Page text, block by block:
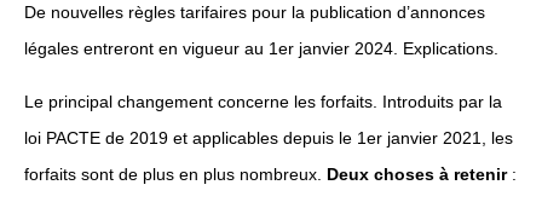
De nouvelles règles tarifaires pour la publication d’annonces
légales entreront en vigueur au 1er janvier 2024. Explications.
Le principal changement concerne les forfaits. Introduits par la
loi PACTE de 2019 et applicables depuis le 1er janvier 2021, les
forfaits sont de plus en plus nombreux. Deux choses à retenir: